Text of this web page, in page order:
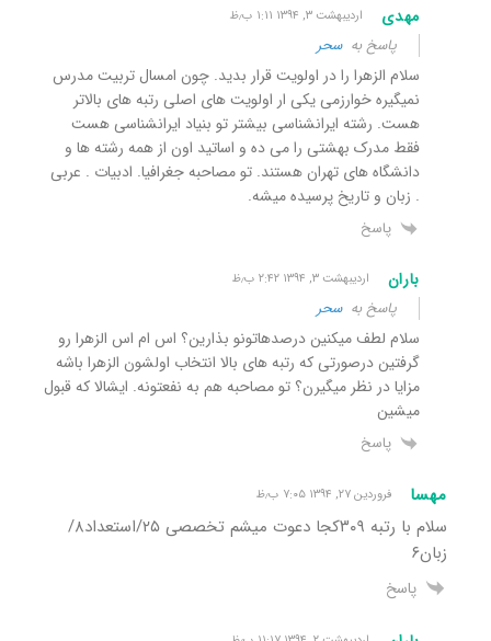
مهدی اردیبهشت ۳, ۱۳۹۴ ۱:۱۱ ب٫ظ
پاسخ بهسحر
سلام الزهرا را در اولویت قرار بدید. چون امسال تربیت مدرس
نمیگیره خوارزمی یکی ار اولویت های اصلی رتبه های بالاتر
هست. رشته ایرانشناسی بیشتر تو بنیاد ایرانشناسی هست
فقط مدرک بهشتی را می ده و اساتید اون از همه رشته ها و
دانشگاه های تهران هستند. تو مصاحبه جغرافیا. ادبیات . عربی
. زبان و تاریخ پرسیده میشه.
پاسخ
باران اردیبهشت ۳, ۱۳۹۴ ۲:۴۲ ب٫ظ
پاسخ بهسحر
سلام لطف میکنین درصدهاتونو بذارین؟ اس ام اس الزهرا رو
گرفتین درصورتی که رتبه های بالا انتخاب اولشون الزهرا باشه
مزایا در نظر میگیرن؟ تو مصاحبه هم به نفعتونه. ایشالا که قبول
میشین
پاسخ
مهسا فروردین ۲۷, ۱۳۹۴ ۷:۰۵ ب٫ظ
سلام با رتبه ۳۰۹کجا دعوت میشم تخصصی ۲۵/استعداد۸/
زبان۶
پاسخ